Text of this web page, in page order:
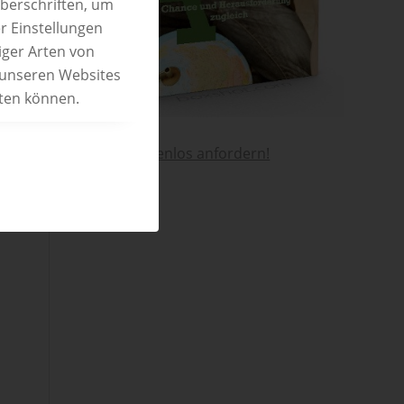
um
Einstellungen
Arten von
Websites
können.